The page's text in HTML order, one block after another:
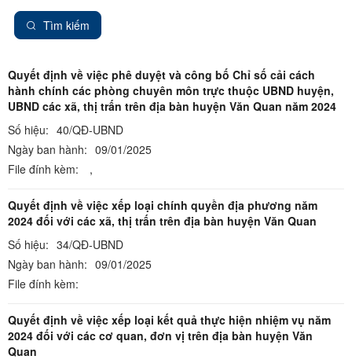
Tìm kiếm
Quyết định về việc phê duyệt và công bố Chỉ số cải cách
hành chính các phòng chuyên môn trực thuộc UBND huyện,
UBND các xã, thị trấn trên địa bàn huyện Văn Quan năm 2024
Số hiệu: 40/QĐ-UBND
Ngày ban hành: 09/01/2025
File đính kèm:
,
Quyết định về việc xếp loại chính quyền địa phương năm
2024 đối với các xã, thị trấn trên địa bàn huyện Văn Quan
Số hiệu: 34/QĐ-UBND
Ngày ban hành: 09/01/2025
File đính kèm:
Quyết định về việc xếp loại kết quả thực hiện nhiệm vụ năm
2024 đối với các cơ quan, đơn vị trên địa bàn huyện Văn
Quan